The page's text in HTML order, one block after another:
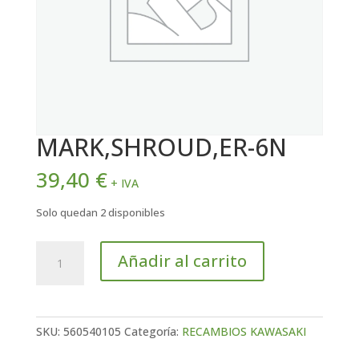
MARK,SHROUD,ER-6N
39,40 € + IVA
Solo quedan 2 disponibles
Añadir al carrito
SKU: 560540105 Categoría: RECAMBIOS KAWASAKI